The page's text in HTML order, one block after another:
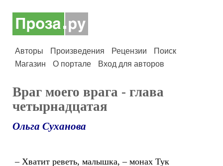
Авторы Произведения Рецензии
Поиск
Магазин
О портале Вход для авторов
Враг моего врага - глава
четырнадцатая
Ольга Суханова
– Хватит реветь, малышка, – монах Тук